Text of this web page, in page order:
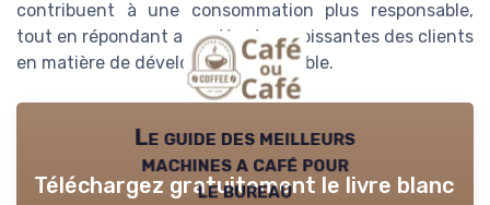
contribuent à une consommation plus responsable,
tout en répondant aux attentes croissantes des clients
en matière de développement durable.
Le guide des meilleurs
machines a café pour
le bureau
Téléchargez gratuitement le livre blanc